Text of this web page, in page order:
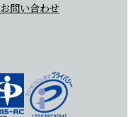
お問い合わせ